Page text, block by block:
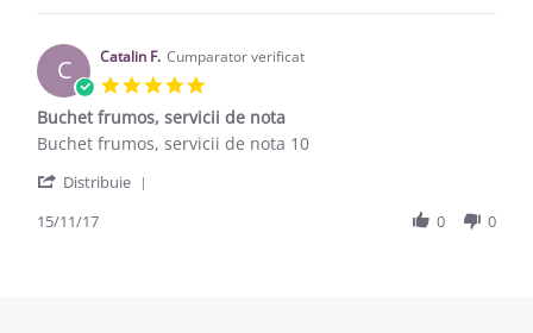
C Catalin F. Cumparator verificat
Buchet frumos, servicii de nota
Review by Catalin F. on 15 Nov 2017
review stating Buchet frumos, servicii de nota
Buchet frumos, servicii de nota 10
Distribuie
15/11/17 0 0